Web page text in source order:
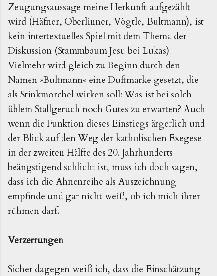
Zeugungsaussage meine Herkunft aufgezählt
wird (Häfner, Oberlinner, Vögtle, Bultmann), ist
kein intertextuelles Spiel mit dem Thema der
Diskussion (Stammbaum Jesu bei Lukas).
Vielmehr wird gleich zu Beginn durch den
Namen »Bultmann« eine Duftmarke gesetzt, die
als Stinkmorchel wirken soll: Was ist bei solch
üblem Stallgeruch noch Gutes zu erwarten? Auch
wenn die Funktion dieses Einstiegs ärgerlich und
der Blick auf den Weg der katholischen Exegese
in der zweiten Hälfte des 20. Jahrhunderts
beängstigend schlicht ist, muss ich doch sagen,
dass ich die Ahnenreihe als Auszeichnung
empfinde und gar nicht weiß, ob ich mich ihrer
rühmen darf.
Verzerrungen
Sicher dagegen weiß ich, dass die Einschätzung